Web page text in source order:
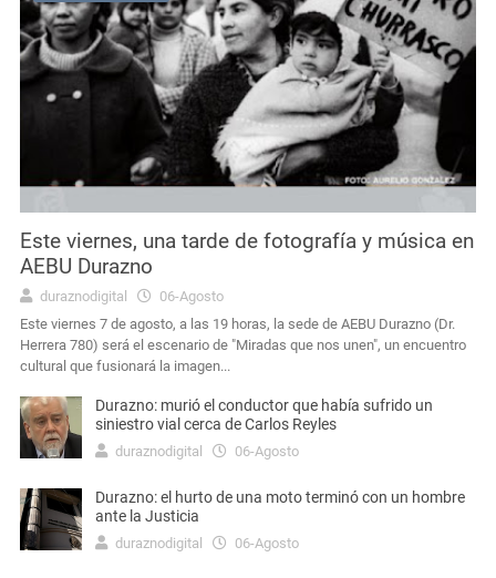
Este viernes, una tarde de fotografía y música en
AEBU Durazno
duraznodigital
06-Agosto
Este viernes 7 de agosto, a las 19 horas, la sede de AEBU Durazno (Dr.
Herrera 780) será el escenario de "Miradas que nos unen", un encuentro
cultural que fusionará la imagen...
Durazno: murió el conductor que había sufrido un
siniestro vial cerca de Carlos Reyles
duraznodigital 06-Agosto
Durazno: el hurto de una moto terminó con un hombre
ante la Justicia
duraznodigital 06-Agosto